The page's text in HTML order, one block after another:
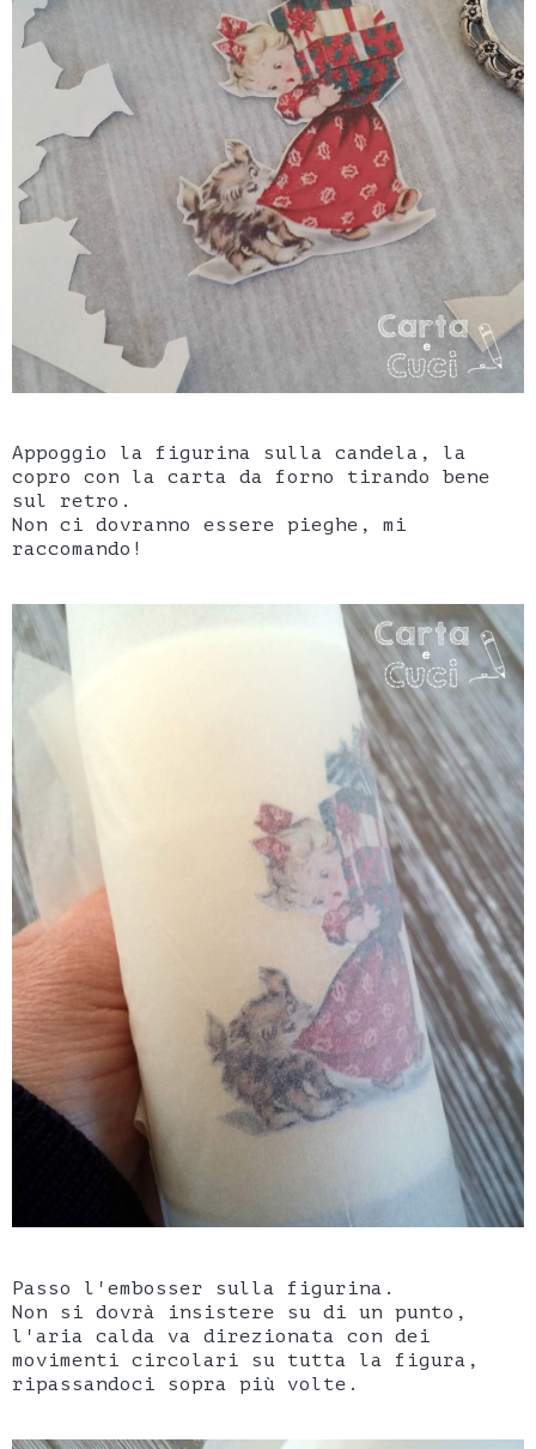
Appoggio la figurina sulla candela, la
copro con la carta da forno tirando bene
sul retro.
Non ci dovranno essere pieghe, mi
raccomando!
Passo l'embosser sulla figurina.
Non si dovrà insistere su di un punto,
l'aria calda va direzionata con dei
movimenti circolari su tutta la figura,
ripassandoci sopra più volte.